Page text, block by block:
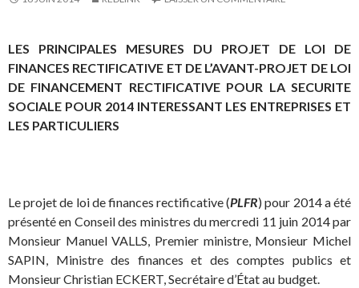
LES PRINCIPALES MESURES DU PROJET DE LOI DE
FINANCES RECTIFICATIVE ET DE L’AVANT-PROJET DE LOI
DE FINANCEMENT RECTIFICATIVE POUR LA SECURITE
SOCIALE POUR 2014 INTERESSANT LES ENTREPRISES ET
LES PARTICULIERS
Le projet de loi de finances rectificative (PLFR) pour 2014 a été
présenté en Conseil des ministres du mercredi 11 juin 2014 par
Monsieur Manuel VALLS, Premier ministre, Monsieur Michel
SAPIN, Ministre des finances et des comptes publics et
Monsieur Christian ECKERT, Secrétaire d’État au budget.